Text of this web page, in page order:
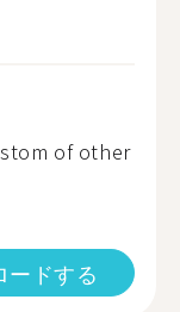
of other
ードする